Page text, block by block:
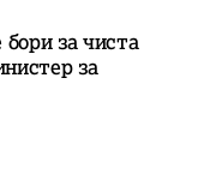
бори за чиста
за